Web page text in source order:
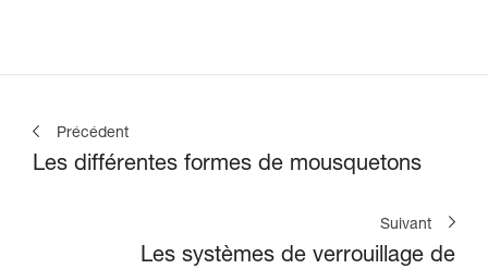
Précédent
Les différentes formes de mousquetons
Suivant
Les systèmes de verrouillage de